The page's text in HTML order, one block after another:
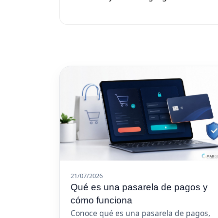
21/07/2026
Qué es una pasarela de pagos y
cómo funciona
Conoce qué es una pasarela de pagos,